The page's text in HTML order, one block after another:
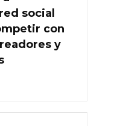
social
con
y